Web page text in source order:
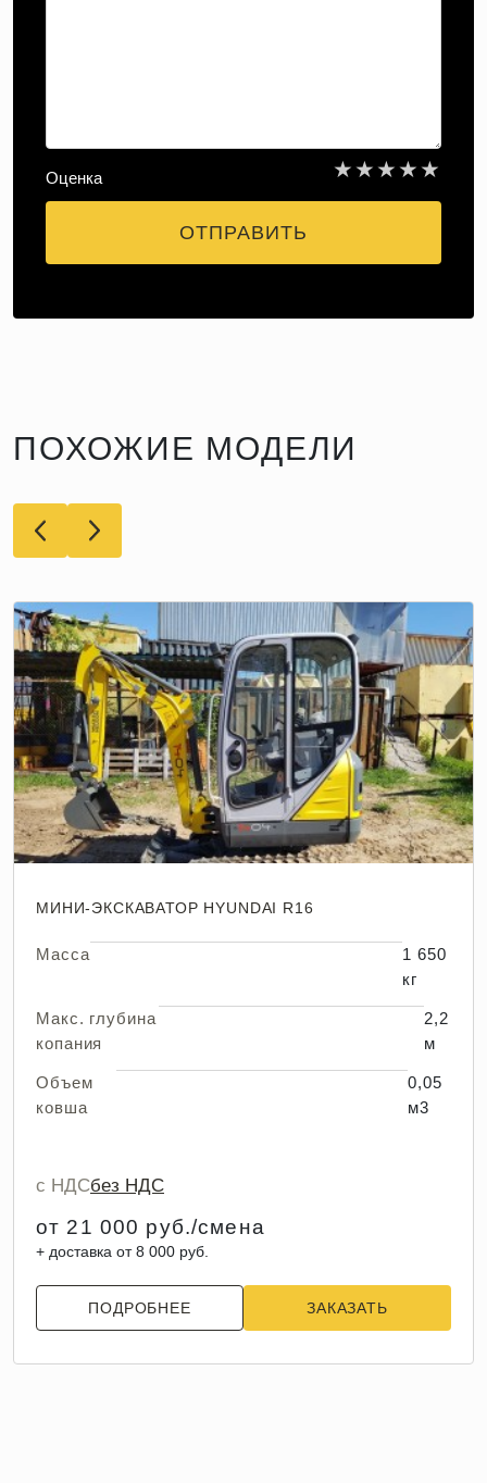
Оценка ★
★
★
★
★
ОТПРАВИТЬ
ПОХОЖИЕ МОДЕЛИ
МИНИ-ЭКСКАВАТОР HYUNDAI R16
Масса
1 650
кг
Макс. глубина
копания
2,2
м
Объем
ковша
0,05
м3
с НДСбез НДС
от 21 000 руб./смена
+ доставка от 8 000 руб.
ПОДРОБНЕЕ ЗАКАЗАТЬ